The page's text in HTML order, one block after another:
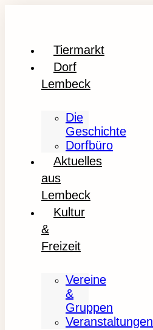
Tiermarkt
Dorf
Lembeck
Die
Geschichte
Dorfbüro
Aktuelles
aus
Lembeck
Kultur
&
Freizeit
Vereine
&
Gruppen
Veranstaltungen